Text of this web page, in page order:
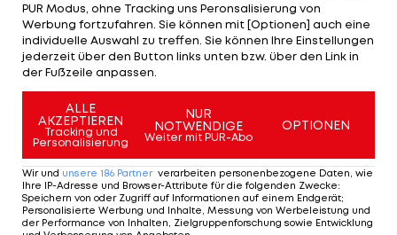
Die NorwegerAleksander Aamodt Kilde(+1,08) und
Kjetil Jansrud(+1,75) verlieren über eine Sekunde.
Super-G-Weltmeister Erik Guay ist nicht am Start.
Krank!
muss
Bett
hüten
Ski Alpin
PUR Modus, ohne Tracking uns Peronsalisierung von
Werbung fortzufahren. Sie können mit [Optionen] auch eine
individuelle Auswahl zu treffen. Sie können Ihre Einstellungen
jederzeit über den Button links unten bzw. über den Link in
der Fußzeile anpassen.
ALLE
AKZEPTIEREN
Tracking und
Personalisierung
NUR
NOTWENDIGE
Weiter mit PUR-Abo
OPTIONEN
Wir und unsere 186 Partner verarbeiten personenbezogene Daten, wie
Ihre IP-Adresse und Browser-Attribute für die folgenden Zwecke:
Speichern von oder Zugriff auf Informationen auf einem Endgerät;
Personalisierte Werbung und Inhalte, Messung von Werbeleistung und
der Performance von Inhalten, Zielgruppenforschung sowie Entwicklung